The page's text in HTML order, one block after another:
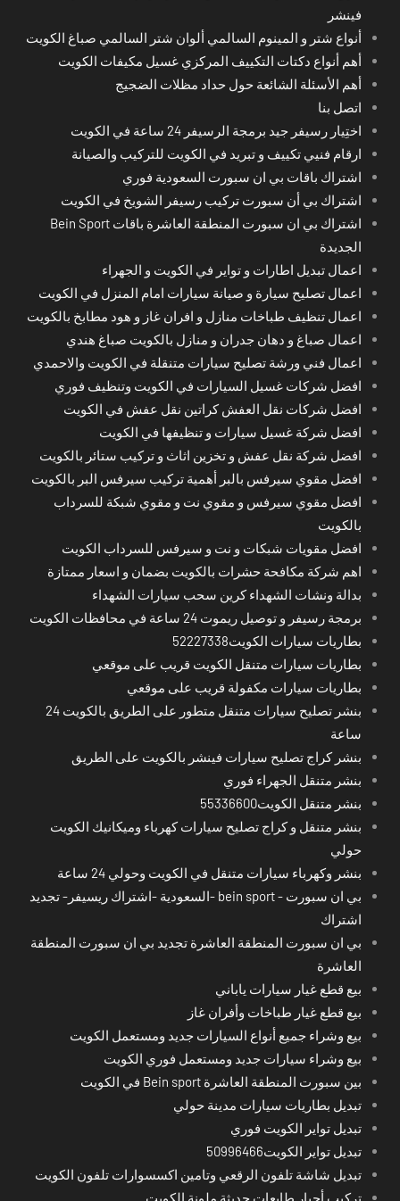
فينشر
أنواع شتر و المينوم السالمي ألوان شتر السالمي صباغ الكويت
أهم أنواع دكتات التكييف المركزي غسيل مكيفات الكويت
أهم الأسئلة الشائعة حول حداد مظلات الضجيج
اتصل بنا
اختِيار رسيفر جيد برمجة الرسيفر 24 ساعة في الكويت
ارقام فنيي تكييف و تبريد في الكويت للتركيب والصيانة
اشتراك باقات بي ان سبورت السعودية فوري
اشتراك بي أن سبورت تركيب رسيفر الشويخ في الكويت
اشتراك بي ان سبورت المنطقة العاشرة باقات Bein Sport
الجديدة
اعمال تبديل اطارات و تواير في الكويت و الجهراء
اعمال تصليح سيارة و صيانة سيارات امام المنزل في الكويت
اعمال تنظيف طباخات منازل و افران غاز و هود مطابخ بالكويت
اعمال صباغ و دهان جدران و منازل بالكويت صباغ هندي
اعمال فني ورشة تصليح سيارات متنقلة في الكويت والاحمدي
افضل شركات غسيل السيارات في الكويت وتنظيف فوري
افضل شركات نقل العفش كراتين نقل عفش في الكويت
افضل شركة غسيل سيارات و تنظيفها في الكويت
افضل شركة نقل عفش و تخزين اثاث و تركيب ستائر بالكويت
افضل مقوي سيرفس بالبر أهمية تركيب سيرفس البر بالكويت
افضل مقوي سيرفس و مقوي نت و مقوي شبكة للسرداب
بالكويت
افضل مقويات شبكات و نت و سيرفس للسرداب الكويت
اهم شركة مكافحة حشرات بالكويت بضمان و اسعار ممتازة
بدالة ونشات الشهداء كرين سحب سيارات الشهداء
برمجة رسيفر و توصيل ريموت 24 ساعة في محافظات الكويت
بطاريات سيارات الكويت52227338
بطاريات سيارات متنقل الكويت قريب على موقعي
بطاريات سيارات مكفولة قريب على موقعي
بنشر تصليح سيارات متنقل متطور على الطريق بالكويت 24
ساعة
بنشر كراج تصليح سيارات فينشر بالكويت على الطريق
بنشر متنقل الجهراء فوري
بنشر متنقل الكويت55336600
بنشر متنقل و كراج تصليح سيارات كهرباء وميكانيك الكويت
حولي
بنشر وكهرباء سيارات متنقل في الكويت وحولي 24 ساعة
بي ان سبورت - bein sport -السعودية -اشتراك ريسيفر- تجديد
اشتراك
بي ان سبورت المنطقة العاشرة تجديد بي ان سبورت المنطقة
العاشرة
بيع قطع غيار سيارات ياباني
بيع قطع غيار طباخات وأفران غاز
بيع وشراء جميع أنواع السيارات جديد ومستعمل الكويت
بيع وشراء سيارات جديد ومستعمل فوري الكويت
بين سبورت المنطقة العاشرة Bein sport في الكويت
تبديل بطاريات سيارات مدينة حولي
تبديل تواير الكويت فوري
تبديل تواير الكويت50996466
تبديل شاشة تلفون الرقعي وتامين اكسسوارات تلفون الكويت
تركيب أحبار طابعات حديثة ملونة الكويت